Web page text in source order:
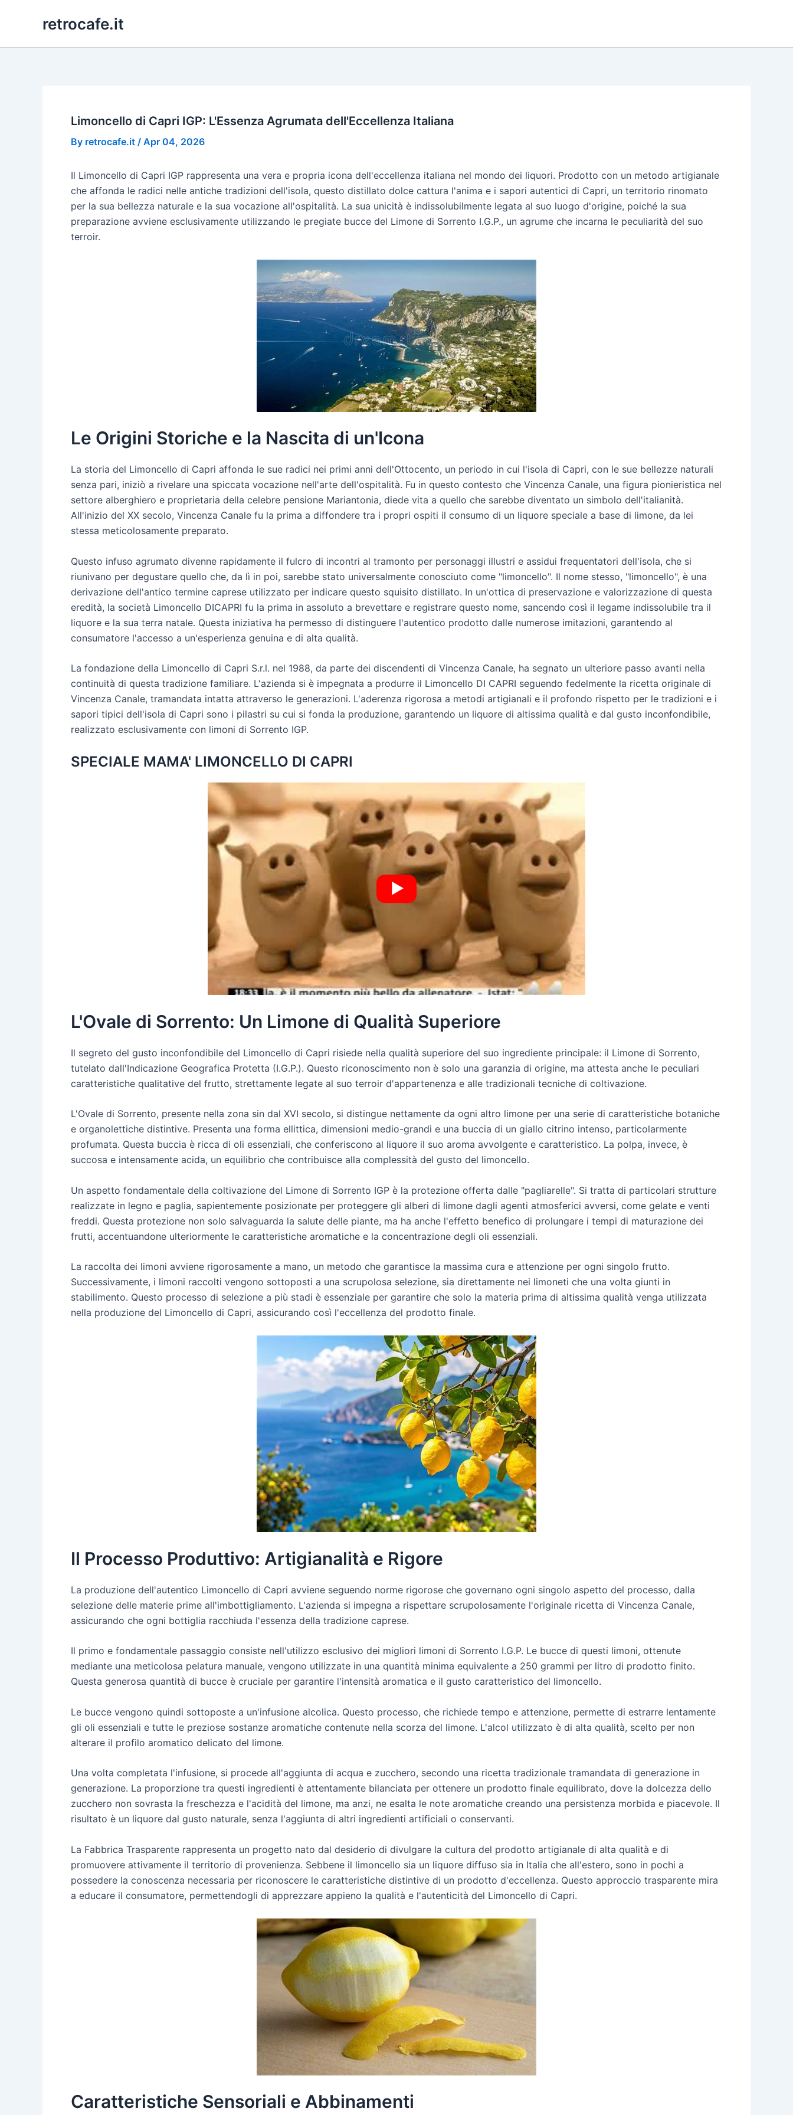
retrocafe.it
Limoncello di Capri IGP: L'Essenza Agrumata dell'Eccellenza Italiana
By retrocafe.it / Apr 04, 2026
Il Limoncello di Capri IGP rappresenta una vera e propria icona dell'eccellenza italiana nel mondo dei liquori. Prodotto con un metodo artigianale
che affonda le radici nelle antiche tradizioni dell'isola, questo distillato dolce cattura l'anima e i sapori autentici di Capri, un territorio rinomato
per la sua bellezza naturale e la sua vocazione all'ospitalità. La sua unicità è indissolubilmente legata al suo luogo d'origine, poiché la sua
preparazione avviene esclusivamente utilizzando le pregiate bucce del Limone di Sorrento I.G.P., un agrume che incarna le peculiarità del suo
terroir.
Le Origini Storiche e la Nascita di un'Icona
La storia del Limoncello di Capri affonda le sue radici nei primi anni dell'Ottocento, un periodo in cui l'isola di Capri, con le sue bellezze naturali
senza pari, iniziò a rivelare una spiccata vocazione nell'arte dell'ospitalità. Fu in questo contesto che Vincenza Canale, una figura pionieristica nel
settore alberghiero e proprietaria della celebre pensione Mariantonia, diede vita a quello che sarebbe diventato un simbolo dell'italianità.
All'inizio del XX secolo, Vincenza Canale fu la prima a diffondere tra i propri ospiti il consumo di un liquore speciale a base di limone, da lei
stessa meticolosamente preparato.
Questo infuso agrumato divenne rapidamente il fulcro di incontri al tramonto per personaggi illustri e assidui frequentatori dell'isola, che si
riunivano per degustare quello che, da lì in poi, sarebbe stato universalmente conosciuto come "limoncello". Il nome stesso, "limoncello", è una
derivazione dell'antico termine caprese utilizzato per indicare questo squisito distillato. In un'ottica di preservazione e valorizzazione di questa
eredità, la società Limoncello DICAPRI fu la prima in assoluto a brevettare e registrare questo nome, sancendo così il legame indissolubile tra il
liquore e la sua terra natale. Questa iniziativa ha permesso di distinguere l'autentico prodotto dalle numerose imitazioni, garantendo al
consumatore l'accesso a un'esperienza genuina e di alta qualità.
La fondazione della Limoncello di Capri S.r.l. nel 1988, da parte dei discendenti di Vincenza Canale, ha segnato un ulteriore passo avanti nella
continuità di questa tradizione familiare. L'azienda si è impegnata a produrre il Limoncello DI CAPRI seguendo fedelmente la ricetta originale di
Vincenza Canale, tramandata intatta attraverso le generazioni. L'aderenza rigorosa a metodi artigianali e il profondo rispetto per le tradizioni e i
sapori tipici dell'isola di Capri sono i pilastri su cui si fonda la produzione, garantendo un liquore di altissima qualità e dal gusto inconfondibile,
realizzato esclusivamente con limoni di Sorrento IGP.
SPECIALE MAMA' LIMONCELLO DI CAPRI
L'Ovale di Sorrento: Un Limone di Qualità Superiore
Il segreto del gusto inconfondibile del Limoncello di Capri risiede nella qualità superiore del suo ingrediente principale: il Limone di Sorrento,
tutelato dall'Indicazione Geografica Protetta (I.G.P.). Questo riconoscimento non è solo una garanzia di origine, ma attesta anche le peculiari
caratteristiche qualitative del frutto, strettamente legate al suo terroir d'appartenenza e alle tradizionali tecniche di coltivazione.
L'Ovale di Sorrento, presente nella zona sin dal XVI secolo, si distingue nettamente da ogni altro limone per una serie di caratteristiche botaniche
e organolettiche distintive. Presenta una forma ellittica, dimensioni medio-grandi e una buccia di un giallo citrino intenso, particolarmente
profumata. Questa buccia è ricca di oli essenziali, che conferiscono al liquore il suo aroma avvolgente e caratteristico. La polpa, invece, è
succosa e intensamente acida, un equilibrio che contribuisce alla complessità del gusto del limoncello.
Un aspetto fondamentale della coltivazione del Limone di Sorrento IGP è la protezione offerta dalle "pagliarelle". Si tratta di particolari strutture
realizzate in legno e paglia, sapientemente posizionate per proteggere gli alberi di limone dagli agenti atmosferici avversi, come gelate e venti
freddi. Questa protezione non solo salvaguarda la salute delle piante, ma ha anche l'effetto benefico di prolungare i tempi di maturazione dei
frutti, accentuandone ulteriormente le caratteristiche aromatiche e la concentrazione degli oli essenziali.
La raccolta dei limoni avviene rigorosamente a mano, un metodo che garantisce la massima cura e attenzione per ogni singolo frutto.
Successivamente, i limoni raccolti vengono sottoposti a una scrupolosa selezione, sia direttamente nei limoneti che una volta giunti in
stabilimento. Questo processo di selezione a più stadi è essenziale per garantire che solo la materia prima di altissima qualità venga utilizzata
nella produzione del Limoncello di Capri, assicurando così l'eccellenza del prodotto finale.
Il Processo Produttivo: Artigianalità e Rigore
La produzione dell'autentico Limoncello di Capri avviene seguendo norme rigorose che governano ogni singolo aspetto del processo, dalla
selezione delle materie prime all'imbottigliamento. L'azienda si impegna a rispettare scrupolosamente l'originale ricetta di Vincenza Canale,
assicurando che ogni bottiglia racchiuda l'essenza della tradizione caprese.
Il primo e fondamentale passaggio consiste nell'utilizzo esclusivo dei migliori limoni di Sorrento I.G.P. Le bucce di questi limoni, ottenute
mediante una meticolosa pelatura manuale, vengono utilizzate in una quantità minima equivalente a 250 grammi per litro di prodotto finito.
Questa generosa quantità di bucce è cruciale per garantire l'intensità aromatica e il gusto caratteristico del limoncello.
Le bucce vengono quindi sottoposte a un'infusione alcolica. Questo processo, che richiede tempo e attenzione, permette di estrarre lentamente
gli oli essenziali e tutte le preziose sostanze aromatiche contenute nella scorza del limone. L'alcol utilizzato è di alta qualità, scelto per non
alterare il profilo aromatico delicato del limone.
Una volta completata l'infusione, si procede all'aggiunta di acqua e zucchero, secondo una ricetta tradizionale tramandata di generazione in
generazione. La proporzione tra questi ingredienti è attentamente bilanciata per ottenere un prodotto finale equilibrato, dove la dolcezza dello
zucchero non sovrasta la freschezza e l'acidità del limone, ma anzi, ne esalta le note aromatiche creando una persistenza morbida e piacevole. Il
risultato è un liquore dal gusto naturale, senza l'aggiunta di altri ingredienti artificiali o conservanti.
La Fabbrica Trasparente rappresenta un progetto nato dal desiderio di divulgare la cultura del prodotto artigianale di alta qualità e di
promuovere attivamente il territorio di provenienza. Sebbene il limoncello sia un liquore diffuso sia in Italia che all'estero, sono in pochi a
possedere la conoscenza necessaria per riconoscere le caratteristiche distintive di un prodotto d'eccellenza. Questo approccio trasparente mira
a educare il consumatore, permettendogli di apprezzare appieno la qualità e l'autenticità del Limoncello di Capri.
Caratteristiche Sensoriali e Abbinamenti